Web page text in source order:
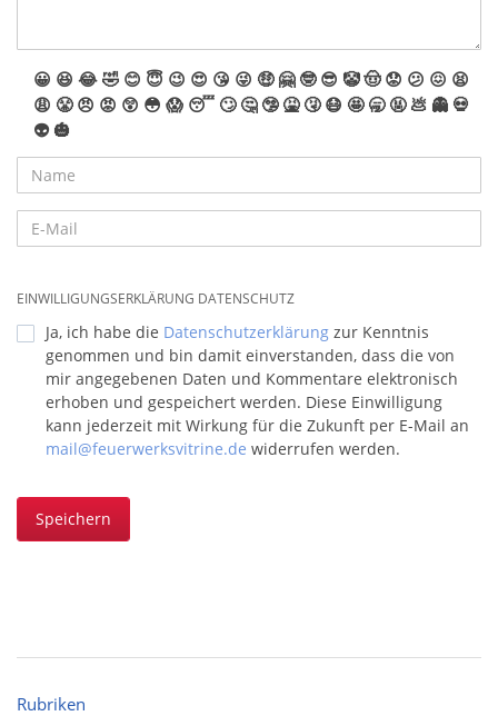
😀 😆 😂🤣 😊 😇 😉 😍 😘 😜 🤑 🤗 🤓 😎 🤡🤠 😟 😕 😖 😫
😩 😤 😠 😡 😲 😳 😱 😴 🙄 🤔 🤥 🤮 🤧 😷 🤩 🥱 🤬 💩 👻 💀
👽 🎃
EINWILLIGUNGSERKLÄRUNG DATENSCHUTZ
Ja, ich habe die Datenschutzerklärung zur Kenntnis
genommen und bin damit einverstanden, dass die von
mir angegebenen Daten und Kommentare elektronisch
erhoben und gespeichert werden. Diese Einwilligung
kann jederzeit mit Wirkung für die Zukunft per E-Mail an
mail@feuerwerksvitrine.de widerrufen werden.
Speichern
Rubriken